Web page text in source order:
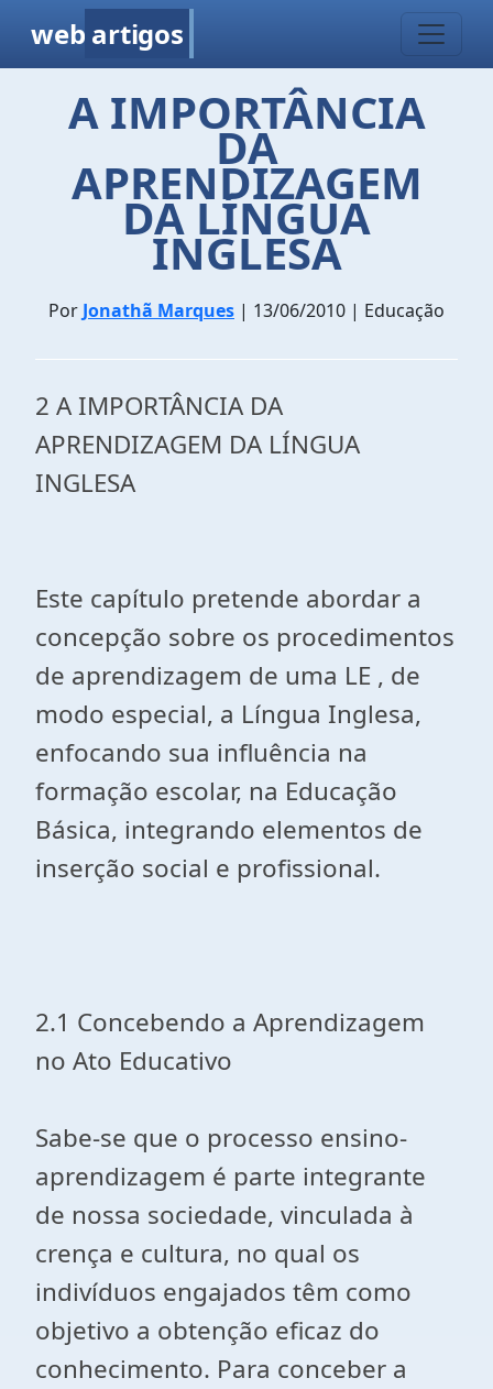
web artigos
A IMPORTÂNCIA
DA
APRENDIZAGEM
DA LÍNGUA
INGLESA
Por Jonathã Marques | 13/06/2010 | Educação
2 A IMPORTÂNCIA DA
APRENDIZAGEM DA LÍNGUA
INGLESA
Este capítulo pretende abordar a
concepção sobre os procedimentos
de aprendizagem de uma LE , de
modo especial, a Língua Inglesa,
enfocando sua influência na
formação escolar, na Educação
Básica, integrando elementos de
inserção social e profissional.
2.1 Concebendo a Aprendizagem
no Ato Educativo
Sabe-se que o processo ensino-
aprendizagem é parte integrante
de nossa sociedade, vinculada à
crença e cultura, no qual os
indivíduos engajados têm como
objetivo a obtenção eficaz do
conhecimento. Para conceber a